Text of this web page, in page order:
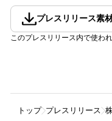
プレスリリース素
このプレスリリース内で使わ
トップ プレスリリース